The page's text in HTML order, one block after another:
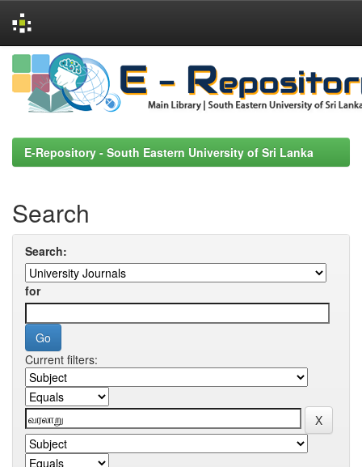
Skip
navigation
E-Repository - South Eastern University of Sri Lanka
Search
Search:
for
Current filters: